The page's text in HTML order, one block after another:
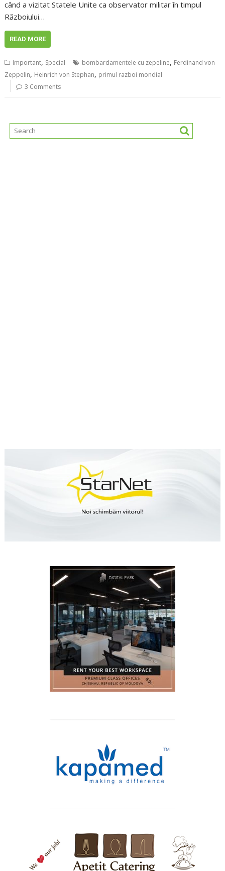
când a vizitat Statele Unite ca observator militar în timpul
Războiului…
READ MORE
Important, Special bombardamentele cu zepeline, Ferdinand von
Zeppelin, Heinrich von Stephan, primul razboi mondial
3 Comments